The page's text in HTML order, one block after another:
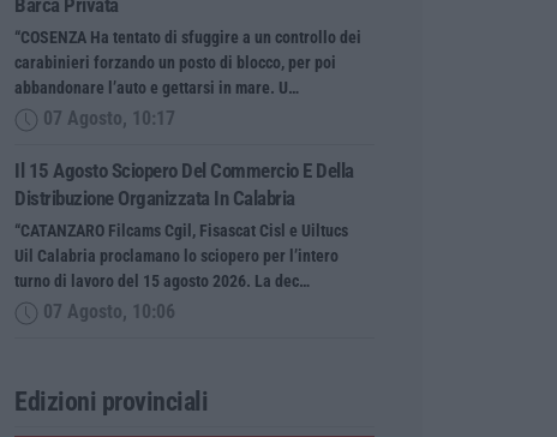
“COSENZA Ha tentato di sfuggire a un controllo dei
carabinieri forzando un posto di blocco, per poi
abbandonare l’auto e gettarsi in mare. U…
07 Agosto, 10:17
Il 15 Agosto Sciopero Del Commercio E Della
Distribuzione Organizzata In Calabria
“CATANZARO Filcams Cgil, Fisascat Cisl e Uiltucs
Uil Calabria proclamano lo sciopero per l’intero
turno di lavoro del 15 agosto 2026. La dec…
07 Agosto, 10:06
Edizioni provinciali